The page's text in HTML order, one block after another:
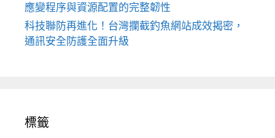
應變程序與資源配置的完整韌性
科技聯防再進化！台灣攔截釣魚網站成效揭密，
通訊安全防護全面升級
標籤